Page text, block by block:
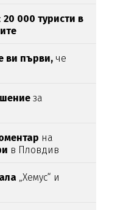
20 000 туристи в
ви първи, че
за
на
в Пловдив
„Хемус“ и